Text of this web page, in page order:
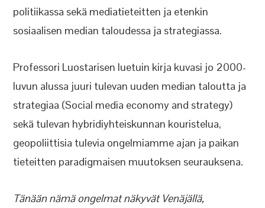
politiikassa sekä mediatieteitten ja etenkin
sosiaalisen median taloudessa ja strategiassa.
Professori Luostarisen luetuin kirja kuvasi jo 2000-
luvun alussa juuri tulevan uuden median taloutta ja
strategiaa (Social media economy and strategy)
sekä tulevan hybridiyhteiskunnan kouristelua,
geopoliittisia tulevia ongelmiamme ajan ja paikan
tieteitten paradigmaisen muutoksen seurauksena.
Tänään nämä ongelmat näkyvät Venäjällä,